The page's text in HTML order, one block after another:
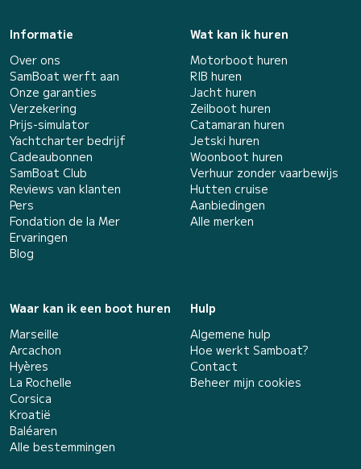
Informatie
Over ons
SamBoat werft aan
Onze garanties
Verzekering
Prijs-simulator
Yachtcharter bedrijf
Cadeaubonnen
SamBoat Club
Reviews van klanten
Pers
Fondation de la Mer
Ervaringen
Blog
Wat kan ik huren
Motorboot huren
RIB huren
Jacht huren
Zeilboot huren
Catamaran huren
Jetski huren
Woonboot huren
Verhuur zonder vaarbewijs
Hutten cruise
Aanbiedingen
Alle merken
Waar kan ik een boot huren
Marseille
Arcachon
Hyères
La Rochelle
Corsica
Kroatië
Baléaren
Alle bestemmingen
Hulp
Algemene hulp
Hoe werkt Samboat?
Contact
Beheer mijn cookies